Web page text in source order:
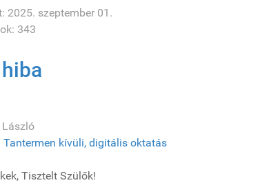
2025. szeptember 01.
343
hiba
László
Tantermen kívüli, digitális oktatás
Tisztelt Szülők!